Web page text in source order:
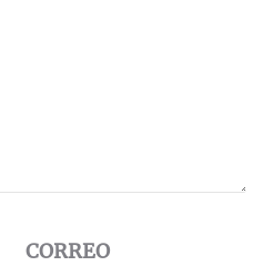
CORREO